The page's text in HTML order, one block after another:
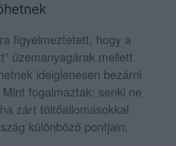
figyelmeztetett, hogy a
üzemanyagárak mellett
ideiglenesen bezárni
fogalmaztak: senki ne
zárt töltőállomásokkal
különböző pontjain.